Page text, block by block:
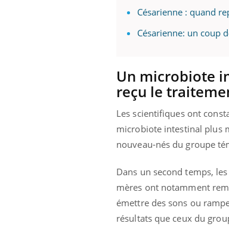
Césarienne : quand
Césarienne: un coup
Un microbiote
reçu le
Les scientifiques ont
microbiote intestinal plus
nouveau-nés du groupe
Dans un second temps,
mères ont notamment
émettre des sons ou
résultats que ceux du
Eczéma Chronique des Mains :
expliquer ma maladieYoutube
Il y a des sujets qui sont faciles à
d'autres non ! D'un côté, poser des